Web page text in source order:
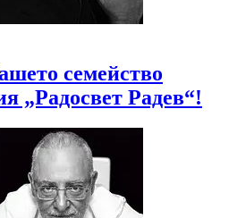
семейство
„Радосвет Радев“!